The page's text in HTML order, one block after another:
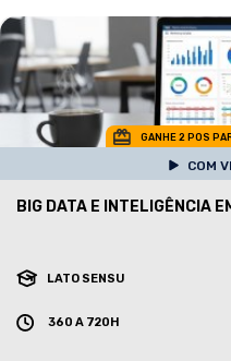
GANHE 2 POS
COM
BIG DATA E INTELIGÊNCIA
LATO SENSU
360 A 720H